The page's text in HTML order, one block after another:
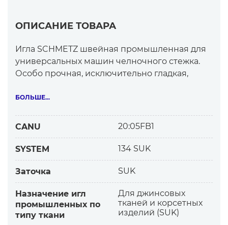
ОПИСАНИЕ ТОВАРА
Игла SCHMETZ швейная промышленная для
универсальных машин челночного стежка.
Особо прочная, исключительно гладкая,
Назначение:
материалы
— корсетные с резинкой
— грубой вязки
— средние джинсовые ткани
Ассортимент: нижнее белье, верхний
трикотаж, кружева.
Особенности иглы:
SUK— среднее круглое тупое острие для
БОЛЬШЕ...
CANU 20:05FB1
SYSTEM 134 SUK
Заточка SUK
Назначение игл
промышленных по
типу ткани
Для джинсовых
тканей и корсетных
изделий (SUK)